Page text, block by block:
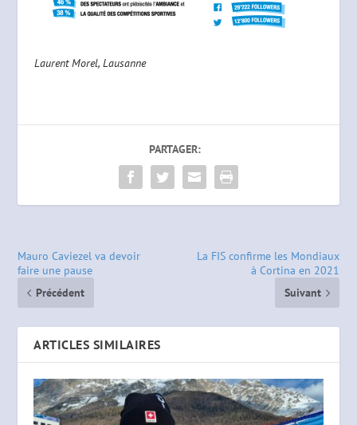
Laurent Morel, Lausanne
PARTAGER:
Mauro Caviezel va devoir
faire une pause
Précédent
La FIS confirme les Mondiaux
à Cortina en 2021
Suivant
ARTICLES SIMILAIRES